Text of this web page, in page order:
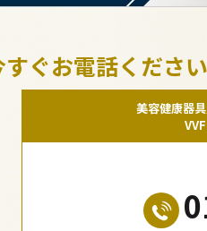
ぐお電話くださ
美容健康器